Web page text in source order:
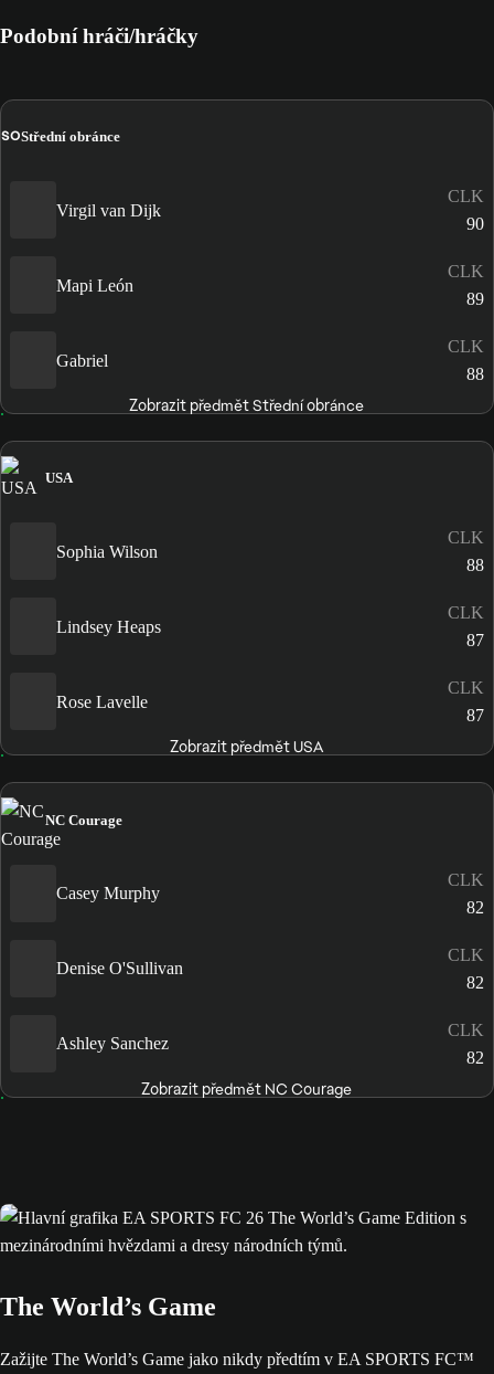
Podobní hráči/hráčky
SOStřední obránce
Virgil van Dijk
CLK
90
Mapi León
CLK
89
Gabriel
CLK
88
Zobrazit předmět Střední obránce
USA
Sophia Wilson
CLK
88
Lindsey Heaps
CLK
87
Rose Lavelle
CLK
87
Zobrazit předmět USA
NC Courage
Casey Murphy
CLK
82
Denise O'Sullivan
CLK
82
Ashley Sanchez
CLK
82
Zobrazit předmět NC Courage
The World’s Game
Zažijte The World’s Game jako nikdy předtím v EA SPORTS FC™